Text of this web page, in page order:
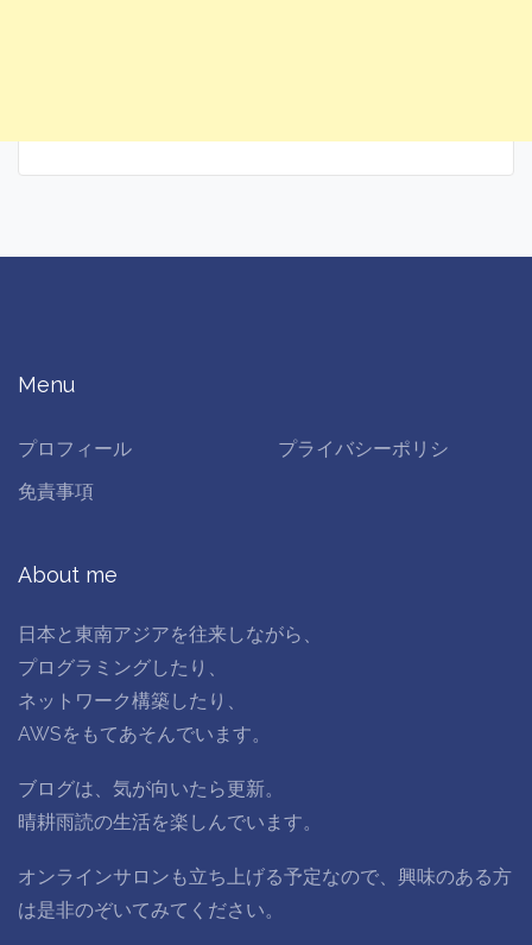
Menu
プロフィール
プライバシーポリシ
免責事項
About me
日本と東南アジアを往来しながら、
プログラミングしたり、
ネットワーク構築したり、
AWSをもてあそんでいます。
ブログは、気が向いたら更新。
晴耕雨読の生活を楽しんでいます。
オンラインサロンも立ち上げる予定なので、興味のある方
は是非のぞいてみてください。